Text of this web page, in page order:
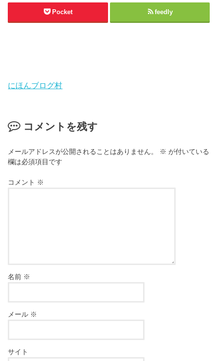
Pocket feedly
にほんブログ村
コメントを残す
メールアドレスが公開されることはありません。 ※ が付いている
欄は必須項目です
コメント ※
名前 ※
メール ※
サイト